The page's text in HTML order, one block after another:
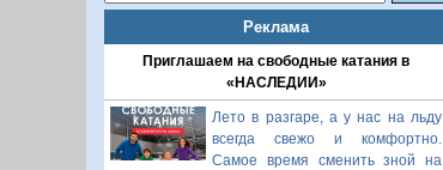
Реклама
Приглашаем на свободные катания в
«НАСЛЕДИИ»
Лето в разгаре, а у нас на льду
всегда свежо и комфортно.
Самое время сменить зной на